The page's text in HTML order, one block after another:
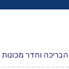
וחדר מכונות